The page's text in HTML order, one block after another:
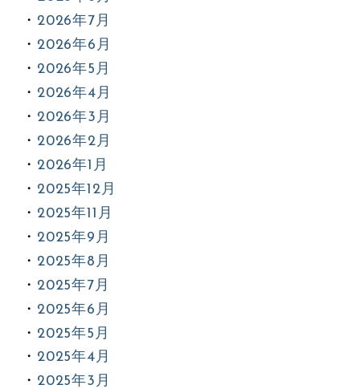
2026年7月
2026年6月
2026年5月
2026年4月
2026年3月
2026年2月
2026年1月
2025年12月
2025年11月
2025年9月
2025年8月
2025年7月
2025年6月
2025年5月
2025年4月
2025年3月